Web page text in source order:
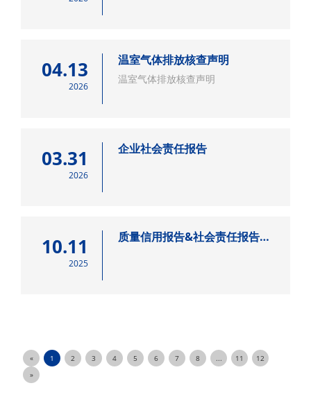
04.13
2026
温室气体排放核查声明
温室气体排放核查声明
03.31
2026
企业社会责任报告
10.11
2025
质量信用报告&社会责任报告
« 1 2 3 4 5 6 7 8 ... 11
12
»